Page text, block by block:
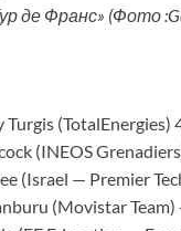
де Франс» (Фото
(TotalEnergies)
(INEOS
(Israel — Premier
(Movistar Team)